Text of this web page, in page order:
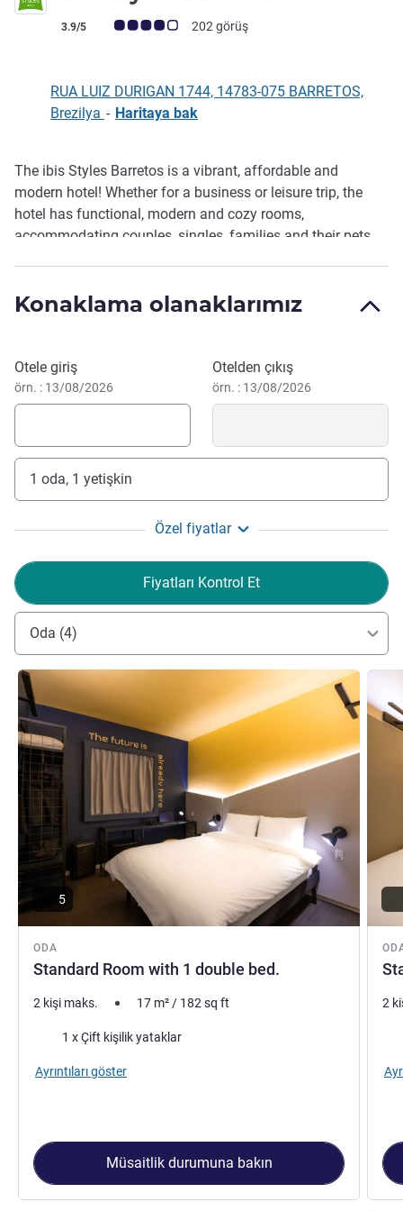
Avis müşterileri puanı (ALL Puanlama)
3.9/5 202 görüş
RUA LUIZ DURIGAN 1744, 14783-075 BARRETOS,
Brezilya - Haritaya bak
Açıklama
The ibis Styles Barretos is a vibrant, affordable and
modern hotel! Whether for a business or leisure trip, the
hotel has functional, modern and cozy rooms,
accommodating couples, singles, families and their pets.
hour bar.
Konaklama olanaklarımız
Bu otelde rezervasyon yaptırın
Otele giriş
örn. : 13/08/2026
Otelden çıkış
örn. : 13/08/2026
1 oda, 1 yetişkin
Özel fiyatlar
Fiyatları Kontrol Et
Oda (4)
ODA
Standard Room with 1 double bed.
Ayrıntıları göster
5
2 kişi maks. 17 m²/ 182sq ft
1 x Çift kişilik yataklar
Ayrıntıları göster
Müsaitlik durumuna bakın
2